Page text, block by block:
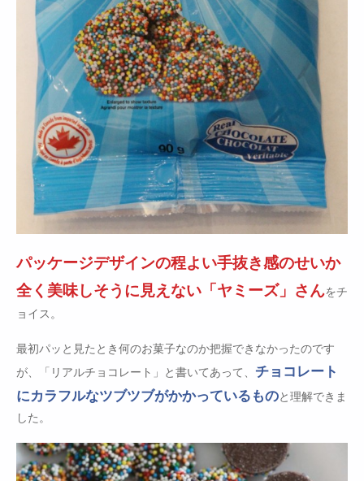
パッケージデザインの程よい手抜き感のせいか
全く美味しそうに見えない「ヤミーズ」さんをチ
ョイス。
最初パッと見たとき何のお菓子なのか把握できなかったのです
が、「リアルチョコレート」と書いてあって、 チョコレート
にカラフルなツブツブがかかっているものと理解できま
した。